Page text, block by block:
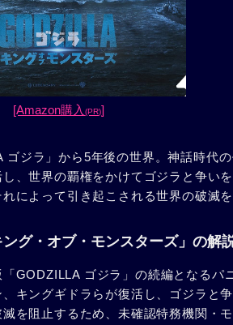
[Amazon購入(PR)]
ゴジラ」から5年後の世界。神話時代
、世界の覇権をかけてゴジラと争い
によって引き起こされる世界の破滅
ング・オブ・モンスターズ」の解
GODZILLA ゴジラ」の続編となるパ
、キングギドラらが復活し、ゴジラと
を阻止するため、未確認特務機関・